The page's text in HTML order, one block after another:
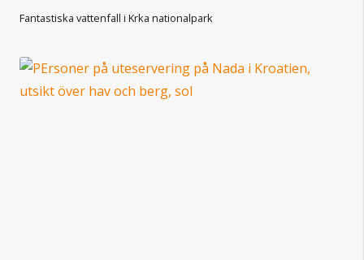
Fantastiska vattenfall i Krka nationalpark